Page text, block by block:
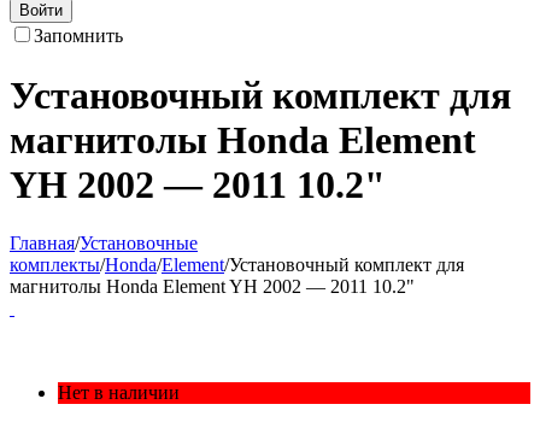
Войти
Запомнить
Установочный комплект для
магнитолы Honda Element
YH 2002 — 2011 10.2"
Главная/Установочные
комплекты/Honda/Element/Установочный комплект для
магнитолы Honda Element YH 2002 — 2011 10.2"
Нет в наличии